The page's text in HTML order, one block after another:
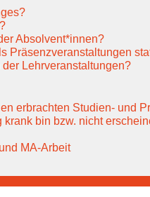
Absolvent*innen?
Präsenzveranstaltungen
Lehrveranstaltungen?
erbrachten Studien- und
bin bzw. nicht
MA-Arbeit